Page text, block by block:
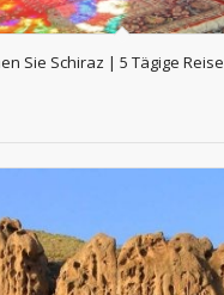
Sie Schiraz | 5 Tägige Reise